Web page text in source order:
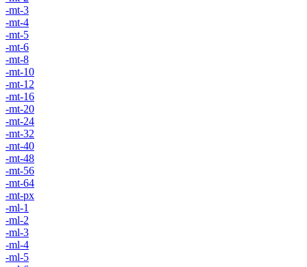
-mt-3
-mt-4
-mt-5
-mt-6
-mt-8
-mt-10
-mt-12
-mt-16
-mt-20
-mt-24
-mt-32
-mt-40
-mt-48
-mt-56
-mt-64
-mt-px
-ml-1
-ml-2
-ml-3
-ml-4
-ml-5